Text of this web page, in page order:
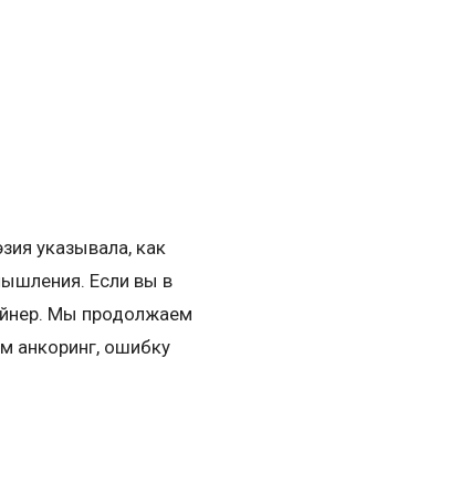
указывала, как
Если вы в
Мы продолжаем
анкоринг, ошибку